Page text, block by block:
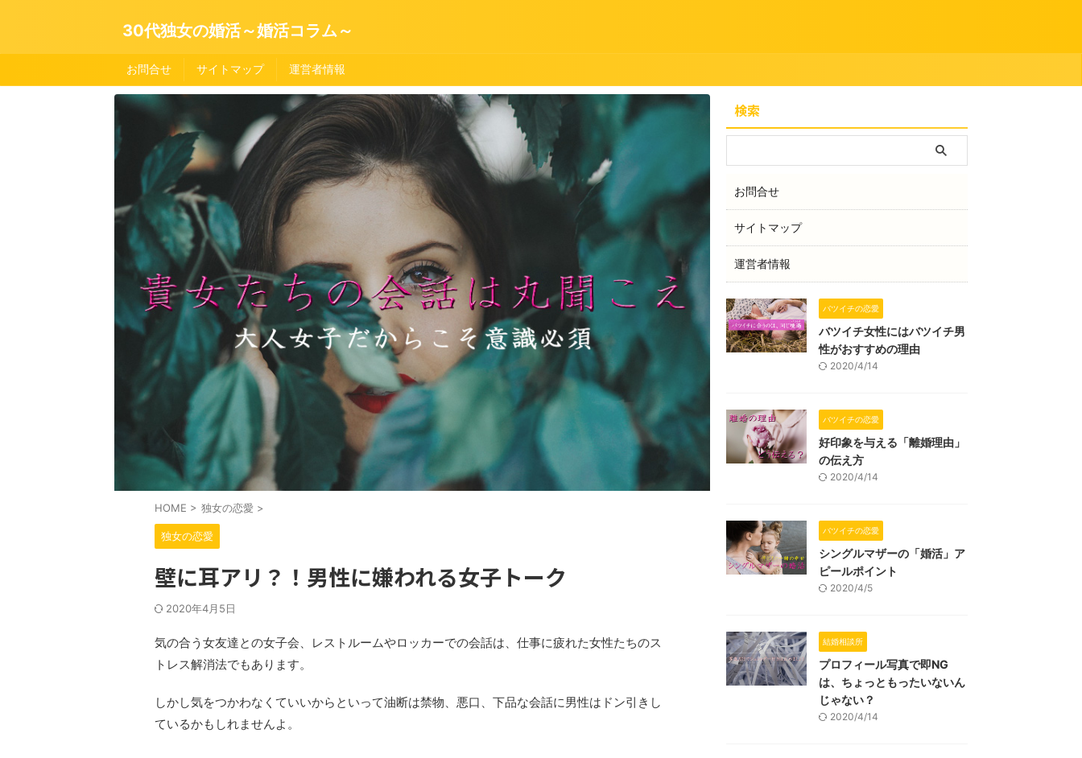
30代独女の婚活～婚活コラム～
お問合せ サイトマップ 運営者情報
HOME > 独女の恋愛 >
独女の恋愛
壁に耳アリ？！男性に嫌われる女子トーク
2020年4月5日
気の合う女友達との女子会、レストルームやロッカーでの会話は、仕事に疲れた女性たちのス
トレス解消法でもあります。
しかし気をつかわなくていいからといって油断は禁物、悪口、下品な会話に男性はドン引きし
ているかもしれませんよ。
検索
お問合せ
サイトマップ
運営者情報
バツイチの恋愛
バツイチ女性にはバツイチ男
性がおすすめの理由
2020/4/14
バツイチの恋愛
好印象を与える「離婚理由」
の伝え方
2020/4/14
バツイチの恋愛
シングルマザーの「婚活」ア
ピールポイント
2020/4/5
結婚相談所
プロフィール写真で即NG
は、ちょっともったいないん
じゃない？
2020/4/14